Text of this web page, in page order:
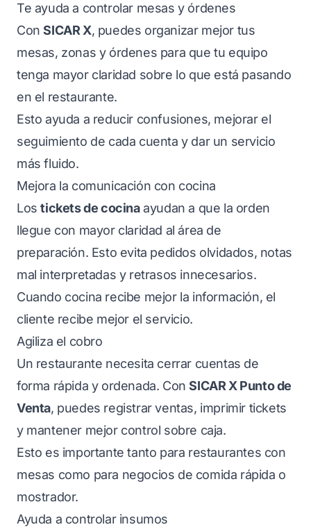
Te ayuda a controlar mesas y órdenes
ConSICAR X, puedes organizar mejor tus
mesas, zonas y órdenes para que tu equipo
tenga mayor claridad sobre lo que está pasando
en el restaurante.
Esto ayuda a reducir confusiones, mejorar el
seguimiento de cada cuenta y dar un servicio
más fluido.
Mejora la comunicación con cocina
Lostickets de cocinaayudan a que la orden
llegue con mayor claridad al área de
preparación. Esto evita pedidos olvidados, notas
mal interpretadas y retrasos innecesarios.
Cuando cocina recibe mejor la información, el
cliente recibe mejor el servicio.
Agiliza el cobro
Un restaurante necesita cerrar cuentas de
forma rápida y ordenada. ConSICAR X Punto de
Venta, puedes registrar ventas, imprimir tickets
y mantener mejor control sobre caja.
Esto es importante tanto para restaurantes con
mesas como para negocios de comida rápida o
mostrador.
Ayuda a controlar insumos